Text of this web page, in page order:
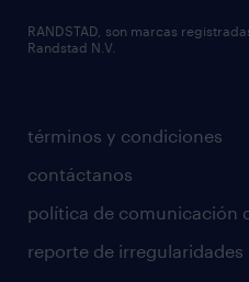
términos y condiciones
contáctanos
política de comunicación
reporte de irregularidades
RANDSTAD, son marcas
Randstad N.V.